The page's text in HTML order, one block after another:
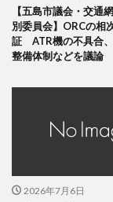
【五島市議会・交通
別委員会】ORCの相
証 ATR機の不具合、
整備体制などを議論
2026年7月6日